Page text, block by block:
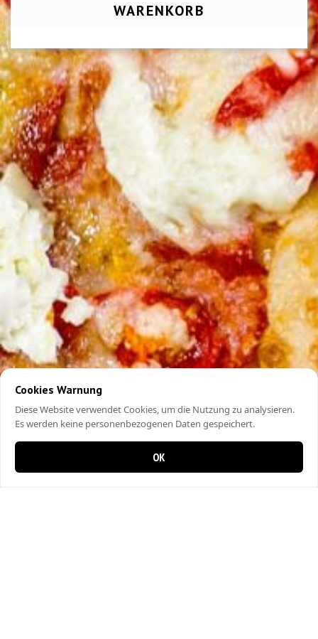
WARENKORB
Cookies Warnung
Diese Website verwendet Cookies, um die Nutzung zu analysieren.
Es werden keine personenbezogenen Daten gespeichert.
OK